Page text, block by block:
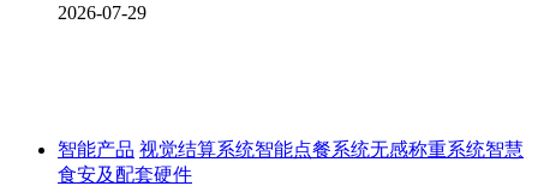
2026-07-29
智能产品 视觉结算系统智能点餐系统无感称重系统智慧
食安及配套硬件